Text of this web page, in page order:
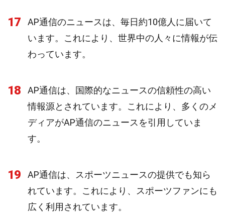
17
AP通信のニュースは、毎日約10億人に届いて
います。これにより、世界中の人々に情報が伝
わっています。
18
AP通信は、国際的なニュースの信頼性の高い
情報源とされています。これにより、多くのメ
ディアがAP通信のニュースを引用していま
す。
19
AP通信は、スポーツニュースの提供でも知ら
れています。これにより、スポーツファンにも
広く利用されています。